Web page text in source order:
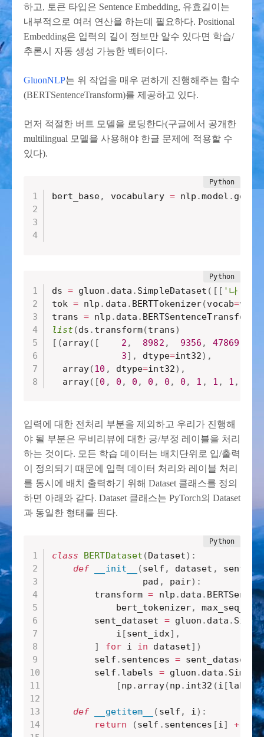
하고, 토큰 타입은 Sentence Embedding, 유효길이는
내부적으로 여러 연산을 하는데 필요하다. Positional
Embedding은 입력의 길이 정보만 알수 있다면 학습/
추론시 자동 생성 가능한 벡터이다.
GluonNLP는 위 작업을 매우 편하게 진행해주는 함수
(BERTSentenceTransform)를 제공하고 있다.
먼저 적절한 버트 모델을 로딩한다(구글에서 공개한
multilingual 모델을 사용해야 한글 문제에 적용할 수
있다).
bert_base, vocabulary = nlp .model .
ds = gluon . data . SimpleDataset ( [ [ '나 보기
tok = nlp . data . BERTTokenizer(vocab=
trans = nlp . data . BERTSentenceTransform
list(ds . transform(trans)
[ (array( [ 2 , 8982 , 9356 , 47869
3] , dtype=int32) ,
  array
(10 , dtype=int32) ,
  array
( [0 , 0 , 0 , 0 , 0 , 0 , 1 , 1 , 1 ,
입력에 대한 전처리 부분을 제외하고 우리가 진행해
야 될 부분은 무비리뷰에 대한 긍/부정 레이블을 처리
하는 것이다. 모든 학습 데이터는 배치단위로 입/출력
이 정의되기 때문에 입력 데이터 처리와 레이블 처리
를 동시에 배치 출력하기 위해 Dataset 클래스를 정의
하면 아래와 같다. Dataset 클래스는 PyTorch의 Dataset
과 동일한 형태를 띈다.
class BERTDataset (Dataset) :
def
__init__ (self , dataset ,
                 pad
, pair) :
        transform
= nlp . data .
            bert_tokenizer
,
        sent_dataset
= gluon . data .
            i
[sent_idx] ,
]
for i in dataset] )
        self
. sentences = sent_dataset
        self
. labels = gluon . data .
[np . array(np . int32 (i [
def __getitem__ ( self , i) :
return
(self . sentences [i] +